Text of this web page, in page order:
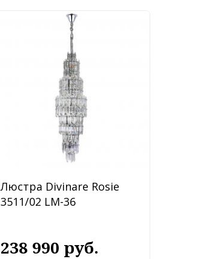
Люстра Divinare Rosie
3511/02 LM-36
238 990 руб.